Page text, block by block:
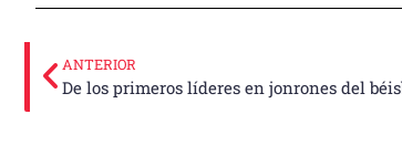
ANTERIOR
De los primeros líderes en jonrones del